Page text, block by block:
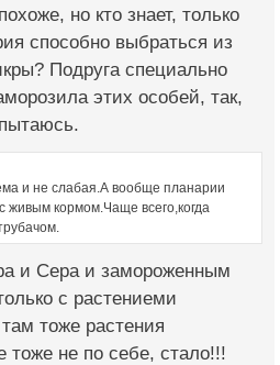
но кто знает, только
способно выбраться из
Подруга специально
этих особей, так,
и не слабая.А вообще планарии
живым кормом.Чаще всего,когда
и Сера и замороженным
с растениеми
тоже растения
тоже не по себе, стало!!!